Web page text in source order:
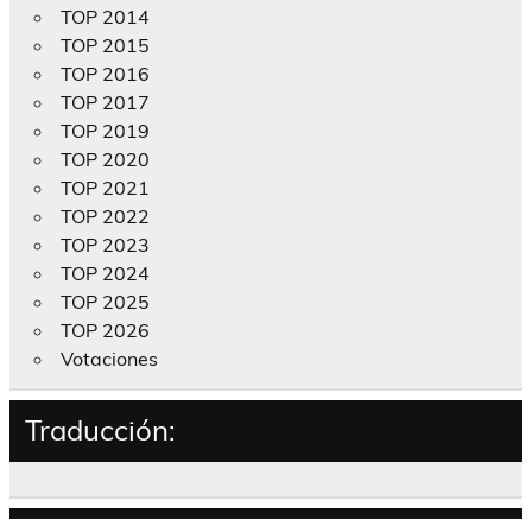
TOP 2014
TOP 2015
TOP 2016
TOP 2017
TOP 2019
TOP 2020
TOP 2021
TOP 2022
TOP 2023
TOP 2024
TOP 2025
TOP 2026
Votaciones
Traducción: